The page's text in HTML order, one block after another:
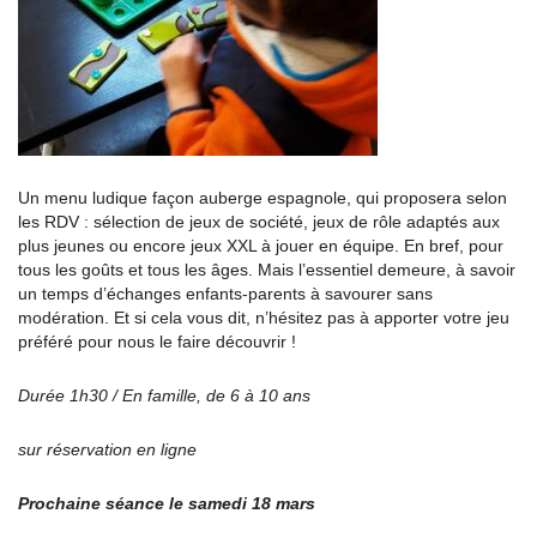
Un menu ludique façon auberge espagnole, qui proposera selon
les RDV : sélection de jeux de société, jeux de rôle adaptés aux
plus jeunes ou encore jeux XXL à jouer en équipe. En bref, pour
tous les goûts et tous les âges. Mais l’essentiel demeure, à savoir
un temps d’échanges enfants-parents à savourer sans
modération. Et si cela vous dit, n’hésitez pas à apporter votre jeu
préféré pour nous le faire découvrir !
Durée 1h30 / En famille, de 6 à 10 ans
sur réservation en ligne
Prochaine séance le samedi 18 mars